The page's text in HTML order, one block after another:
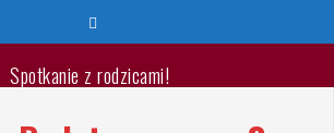
Spotkanie z rodzicami!